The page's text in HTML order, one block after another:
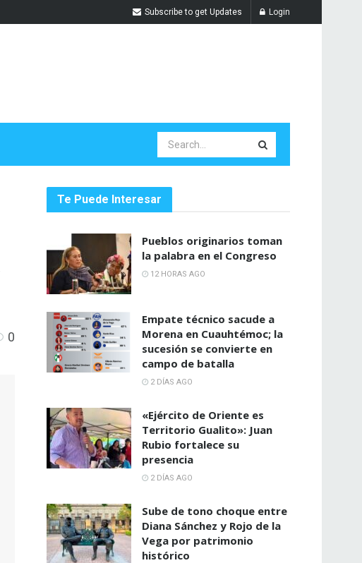
Subscribe to get Updates Login
0
Te Puede Interesar
Pueblos originarios toman
la palabra en el Congreso
12 HORAS AGO
Empate técnico sacude a
Morena en Cuauhtémoc; la
sucesión se convierte en
campo de batalla
2 DÍAS AGO
«Ejército de Oriente es
Territorio Gualito»: Juan
Rubio fortalece su
presencia
2 DÍAS AGO
Sube de tono choque entre
Diana Sánchez y Rojo de la
Vega por patrimonio
histórico